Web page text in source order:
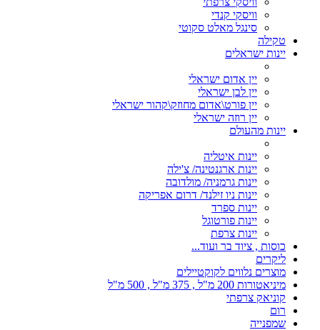
וויסקי קנדי
סינגל מאלט סקוטי
טקילה
יינות ישראלים
יין אדום ישראלי
יין לבן ישראלי
יין פורט\אדום מחוזק\קהור ישראלי
יין רוזה ישראלי
יינות מהעולם
יינות איטליה
יינות ארגנטינה/ צ'ילה
יינות גרמניה/ מולדובה
יינות ניו זילנד/ דרום אפריקה
יינות ספרד
יינות פורטוגל
יינות צרפת
כוסות , ציוד בר ועוד...
ליקרים
מוצרים נלווים לקוקטיילים
מיניאטורות 200 מ"ל , 375 מ"ל , 500 מ"ל
קוניאק צרפתי
רום
שמפנייה